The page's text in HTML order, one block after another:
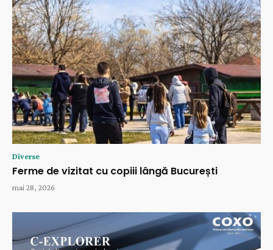
Diverse
Ferme de vizitat cu copiii lângă București
mai 28, 2026